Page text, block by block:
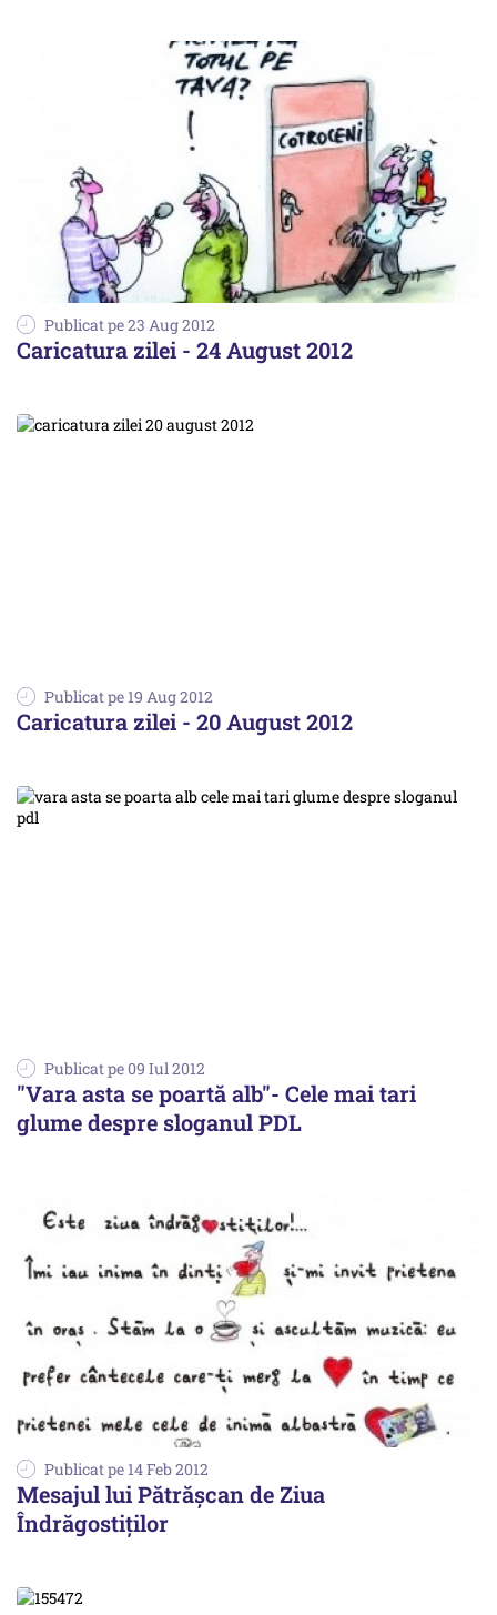
Publicat pe 23 Aug 2012
Caricatura zilei - 24 August 2012
Publicat pe 19 Aug 2012
Caricatura zilei - 20 August 2012
Publicat pe 09 Iul 2012
"Vara asta se poartă alb"- Cele mai tari
glume despre sloganul PDL
Publicat pe 14 Feb 2012
Mesajul lui Pătrășcan de Ziua
Îndrăgostiților